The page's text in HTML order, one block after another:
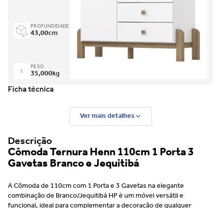
PROFUNDIDADE
43,00cm
PESO
35,000kg
Ficha técnica
Ver mais detalhes
Descrição
Cômoda Ternura Henn 110cm 1 Porta 3
Gavetas Branco e Jequitibá
A Cômoda de 110cm com 1 Porta e 3 Gavetas na elegante
combinação de Branco/Jequitibá HP é um móvel versátil e